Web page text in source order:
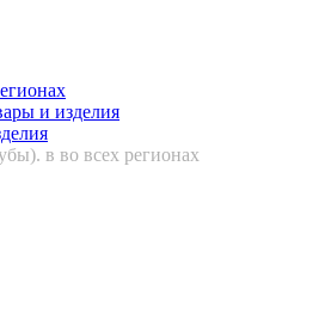
и изделия
в во всех регионах